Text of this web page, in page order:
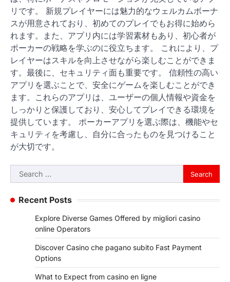
リです。 新規プレイヤーには魅力的なウェルカムボーナ
スが用意されており、初めてのプレイでもお得に始めら
れます。また、アプリ内には学習素材もあり、初心者が
ポーカーの戦略を学ぶのに役立ちます。 これにより、プ
レイヤーはスキルを向上させながら楽しむことができま
す。最後に、セキュリティ面も重要です。 信頼性の高い
アプリを選ぶことで、安全にゲームを楽しむことができ
ます。これらのアプリは、ユーザーの個人情報や資金を
しっかりと保護しており、安心してプレイできる環境を
提供しています。 ポーカーアプリを選ぶ際は、機能やセ
キュリティを考慮し、自分に合ったものを見つけること
が大切です。
Search
for:
Recent Posts
Explore Diverse Games Offered by migliori casino
online Operators
Discover Casino che pagano subito Fast Payment
Options
What to Expect from casino en ligne